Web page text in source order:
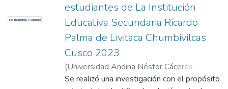
No Thumbnail Available
estudiantes de La Institución
Educativa Secundaria Ricardo
Palma de Livitaca Chumbivilcas
Cusco 2023
(Universidad Andina Néstor Cáceres
Velásquez ,2024)Mamani Chura, Nelson;
Se realizó una investigación con el propósito